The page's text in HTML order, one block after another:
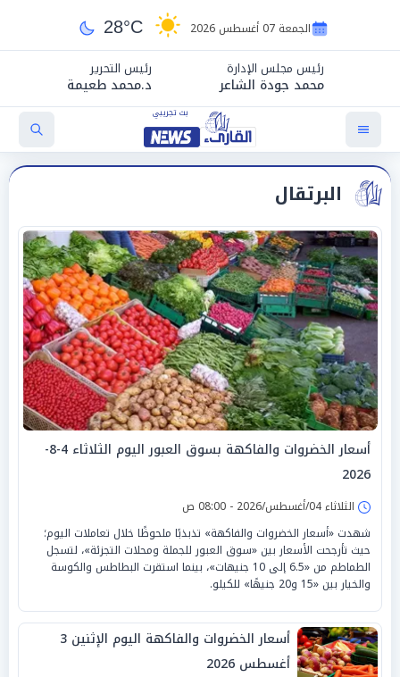
الجمعة 07 أغسطس 2026 28°C
رئيس مجلس الإدارة
محمد جودة الشاعر
رئيس التحرير
د.محمد طعيمة
البرتقال
أسعار الخضروات والفاكهة بسوق العبور اليوم الثلاثاء 4-8-
2026
الثلاثاء 04/أغسطس/2026 - 08:00 ص
شهدت «أسعار الخضروات والفاكهة» تذبذبًا ملحوظًا خلال تعاملات اليوم؛
حيث تأرجحت الأسعار بين «سوق العبور للجملة ومحلات التجزئة»، لتسجل
الطماطم من «6.5 إلى 10 جنيهات»، بينما استقرت البطاطس والكوسة
والخيار بين «15 و20 جنيهًا» للكيلو.
أسعار الخضروات والفاكهة اليوم الإثنين 3
أغسطس 2026